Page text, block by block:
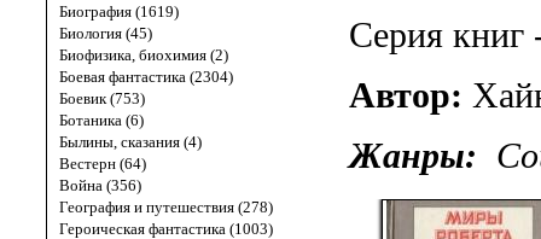
Биография (1619)
Биология (45)
Биофизика, биохимия (2)
Боевая фантастика (2304)
Боевик (753)
Ботаника (6)
Былины, сказания (4)
Вестерн (64)
Война (356)
География и путешествия (278)
Героическая фантастика (1003)
Серия
Автор:
Жанры: